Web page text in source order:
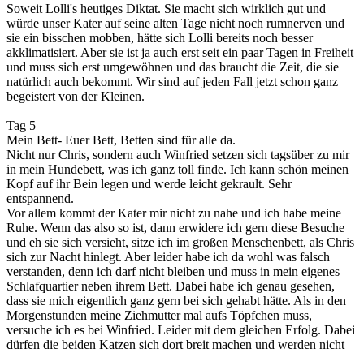
Soweit Lolli's heutiges Diktat. Sie macht sich wirklich gut und
würde unser Kater auf seine alten Tage nicht noch rumnerven und
sie ein bisschen mobben, hätte sich Lolli bereits noch besser
akklimatisiert. Aber sie ist ja auch erst seit ein paar Tagen in Freiheit
und muss sich erst umgewöhnen und das braucht die Zeit, die sie
natürlich auch bekommt. Wir sind auf jeden Fall jetzt schon ganz
begeistert von der Kleinen.
Tag 5
Mein Bett- Euer Bett, Betten sind für alle da.
Nicht nur Chris, sondern auch Winfried setzen sich tagsüber zu mir
in mein Hundebett, was ich ganz toll finde. Ich kann schön meinen
Kopf auf ihr Bein legen und werde leicht gekrault. Sehr
entspannend.
Vor allem kommt der Kater mir nicht zu nahe und ich habe meine
Ruhe. Wenn das also so ist, dann erwidere ich gern diese Besuche
und eh sie sich versieht, sitze ich im großen Menschenbett, als Chris
sich zur Nacht hinlegt. Aber leider habe ich da wohl was falsch
verstanden, denn ich darf nicht bleiben und muss in mein eigenes
Schlafquartier neben ihrem Bett. Dabei habe ich genau gesehen,
dass sie mich eigentlich ganz gern bei sich gehabt hätte. Als in den
Morgenstunden meine Ziehmutter mal aufs Töpfchen muss,
versuche ich es bei Winfried. Leider mit dem gleichen Erfolg. Dabei
dürfen die beiden Katzen sich dort breit machen und werden nicht